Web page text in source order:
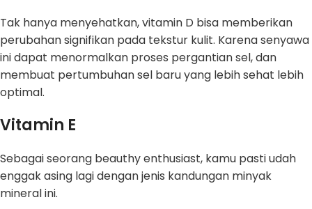
Tak hanya menyehatkan, vitamin D bisa memberikan
perubahan signifikan pada tekstur kulit. Karena senyawa
ini dapat menormalkan proses pergantian sel, dan
membuat pertumbuhan sel baru yang lebih sehat lebih
optimal.
Vitamin E
Sebagai seorang beauthy enthusiast, kamu pasti udah
enggak asing lagi dengan jenis kandungan minyak
mineral ini.